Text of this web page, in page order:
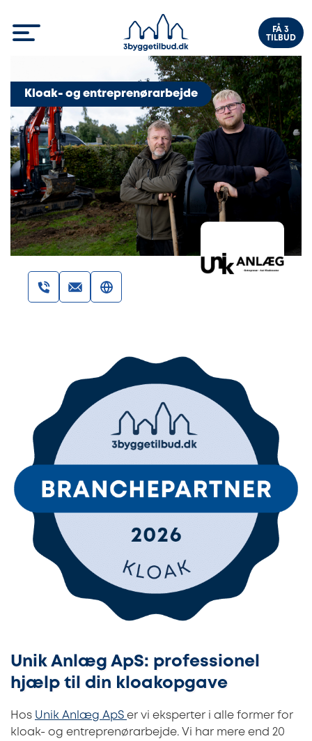
FÅ 3
TILBUD
Kloak- og entreprenørarbejde
Unik Anlæg ApS: professionel
hjælp til din kloakopgave
Hos Unik Anlæg ApS er vi eksperter i alle former for
kloak- og entreprenørarbejde. Vi har mere end 20